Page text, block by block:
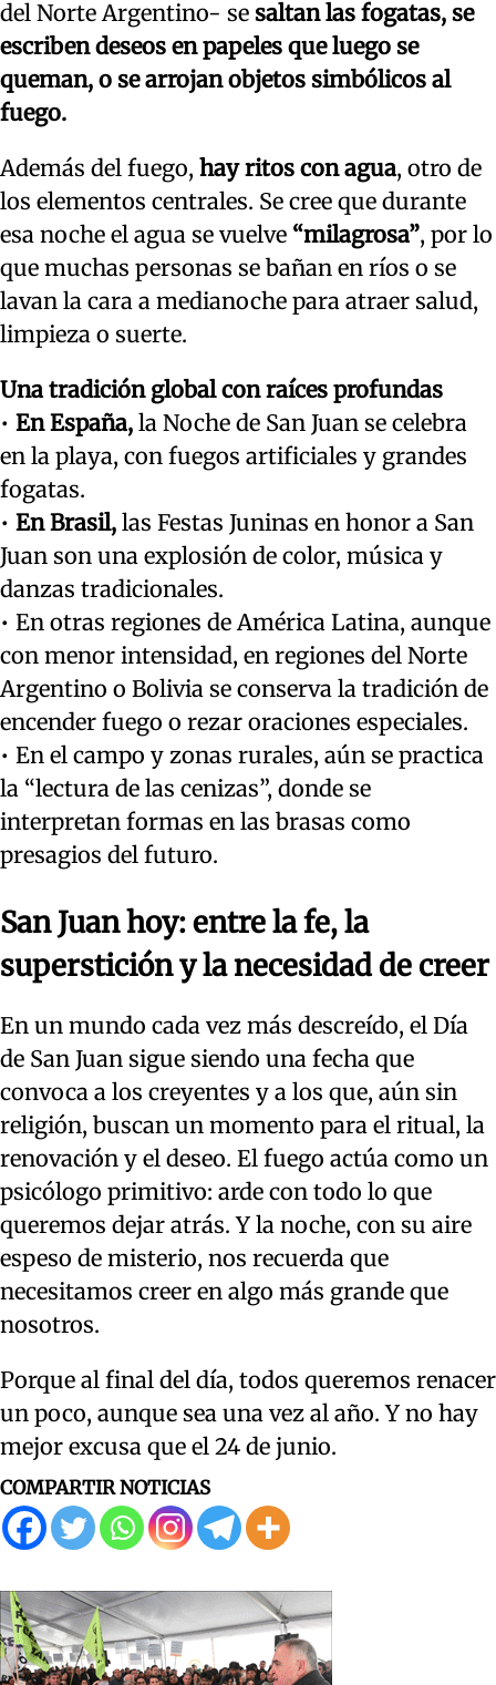
del Norte Argentino- se saltan las fogatas, se
escriben deseos en papeles que luego se
queman, o se arrojan objetos simbólicos al
fuego.
Además del fuego, hay ritos con agua, otro de
los elementos centrales. Se cree que durante
esa noche el agua se vuelve “milagrosa”, por lo
que muchas personas se bañan en ríos o se
lavan la cara a medianoche para atraer salud,
limpieza o suerte.
Una tradición global con raíces profundas
• En España, la Noche de San Juan se celebra
en la playa, con fuegos artificiales y grandes
fogatas.
• En Brasil, las Festas Juninas en honor a San
Juan son una explosión de color, música y
danzas tradicionales.
• En otras regiones de América Latina, aunque
con menor intensidad, en regiones del Norte
Argentino o Bolivia se conserva la tradición de
encender fuego o rezar oraciones especiales.
• En el campo y zonas rurales, aún se practica
la “lectura de las cenizas”, donde se
interpretan formas en las brasas como
presagios del futuro.
San Juan hoy: entre la fe, la
superstición y la necesidad de creer
En un mundo cada vez más descreído, el Día
de San Juan sigue siendo una fecha que
convoca a los creyentes y a los que, aún sin
religión, buscan un momento para el ritual, la
renovación y el deseo. El fuego actúa como un
psicólogo primitivo: arde con todo lo que
queremos dejar atrás. Y la noche, con su aire
espeso de misterio, nos recuerda que
necesitamos creer en algo más grande que
nosotros.
Porque al final del día, todos queremos renacer
un poco, aunque sea una vez al año. Y no hay
mejor excusa que el 24 de junio.
COMPARTIR NOTICIAS